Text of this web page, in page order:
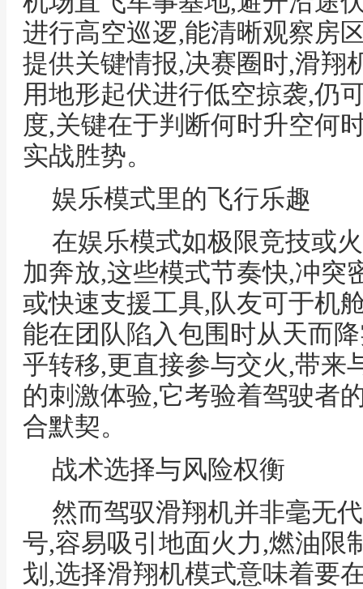
进行高空巡逻,能清晰观察房
提供关键情报,决赛圈时,滑翔
用地形起伏进行低空掠袭,仍
度,关键在于判断何时升空何
实战胜势。
娱乐模式里的飞行乐趣
在娱乐模式如极限竞技或
加奔放,这些模式节奏快,冲突
或快速支援工具,队友可于机
能在团队陷入包围时从天而
乎转移,更直接参与交火,带来
的刺激体验,它考验着驾驶者
合默契。
战术选择与风险权衡
然而驾驭滑翔机并非毫无
号,容易吸引地面火力,燃油限
划,选择滑翔机模式意味着要